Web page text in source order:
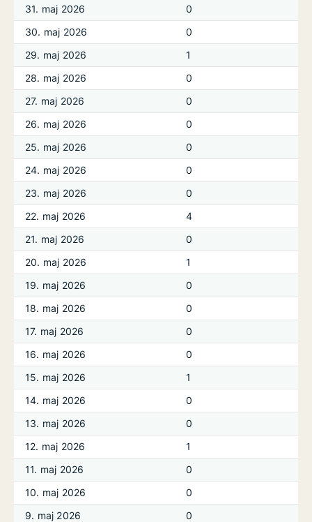
31. maj 2026
0
30. maj 2026
0
29. maj 2026
1
28. maj 2026
0
27. maj 2026
0
26. maj 2026
0
25. maj 2026
0
24. maj 2026
0
23. maj 2026
0
22. maj 2026
4
21. maj 2026
0
20. maj 2026
1
19. maj 2026
0
18. maj 2026
0
17. maj 2026
0
16. maj 2026
0
15. maj 2026
1
14. maj 2026
0
13. maj 2026
0
12. maj 2026
1
11. maj 2026
0
10. maj 2026
0
9. maj 2026
0